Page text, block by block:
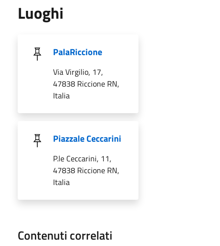
Luoghi
PalaRiccione
Via Virgilio, 17,
47838 Riccione RN,
Italia
Piazzale Ceccarini
P.le Ceccarini, 11,
47838 Riccione RN,
Italia
Contenuti correlati